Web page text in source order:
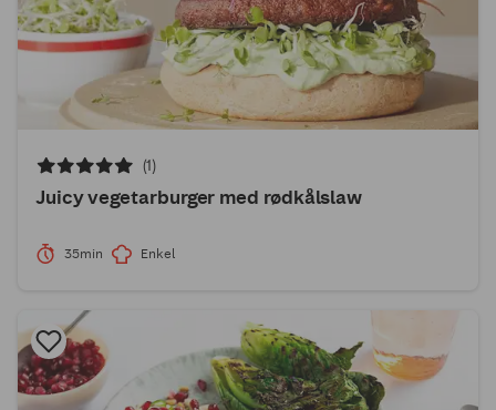
(1)
Juicy vegetarburger med rødkålslaw
35min Enkel